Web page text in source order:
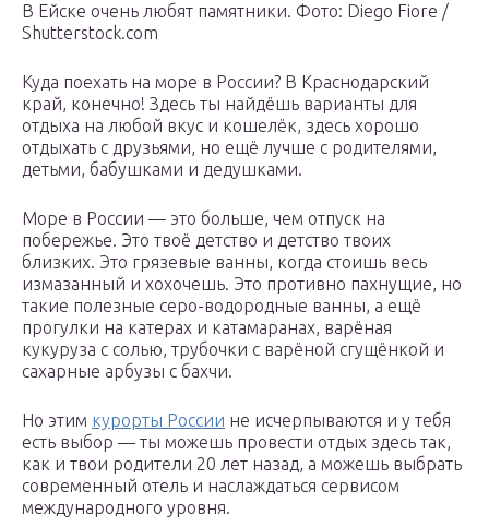
В Ейске очень любят памятники. Фото: Diego Fiore /
Shutterstock.com
Куда поехать на море в России? В Краснодарский
край, конечно! Здесь ты найдёшь варианты для
отдыха на любой вкус и кошелёк, здесь хорошо
отдыхать с друзьями, но ещё лучше с родителями,
детьми, бабушками и дедушками.
Море в России — это больше, чем отпуск на
побережье. Это твоё детство и детство твоих
близких. Это грязевые ванны, когда стоишь весь
измазанный и хохочешь. Это противно пахнущие, но
такие полезные серо-водородные ванны, а ещё
прогулки на катерах и катамаранах, варёная
кукуруза с солью, трубочки с варёной сгущёнкой и
сахарные арбузы с бахчи.
Но этим курорты России не исчерпываются и у тебя
есть выбор — ты можешь провести отдых здесь так,
как и твои родители 20 лет назад, а можешь выбрать
современный отель и наслаждаться сервисом
международного уровня.